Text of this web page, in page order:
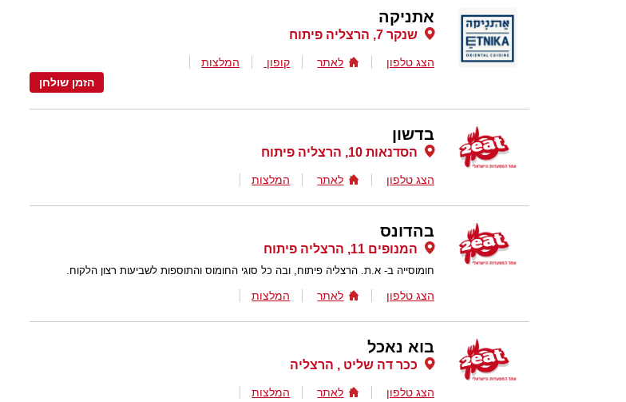
אתניקה
שנקר 7, הרצליה פיתוח
הצג טלפון לאתר קופון
המלצות
הזמן שולחן
בדשון
הסדנאות 10, הרצליה פיתוח
הצג טלפון לאתר המלצות
בהדונס
המנופים 11, הרצליה פיתוח
חומוסייה ב- א.ת. הרצליה פיתוח, ובה כל סוגי החומוס והתוספות לשביעות רצון הלקוח.
הצג טלפון לאתר המלצות
בוא נאכל
ככר דה שליט , הרצליה
הצג טלפון לאתר המלצות